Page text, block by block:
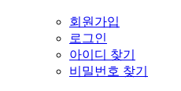
회원가입
로그인
아이디 찾기
비밀번호 찾기